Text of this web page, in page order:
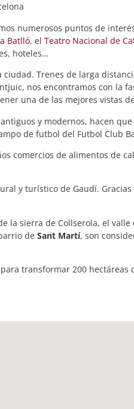
numerosos puntos de
Batlló, el Teatro Nacional de
hoteles…
Trenes de larga
nos encontramos con la
una de las mejores vistas
y modernos, hacen
de futbol del Futbol Club
comercios de alimentos de
y turístico de Gaudí.
la sierra de Collserola, el
de Sant Martí, son
transformar 200